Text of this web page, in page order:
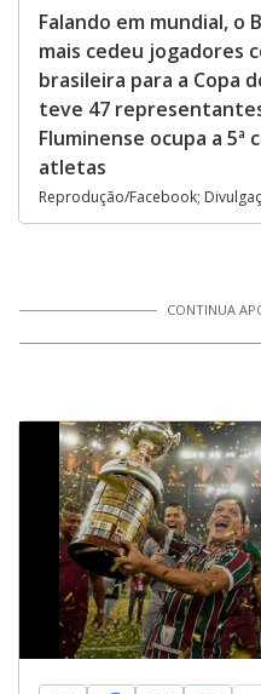
Falando em mundial,
mais cedeu jogadores
brasileira para a Copa
teve 47
Fluminense ocupa a 5ª
atletas
Reprodução/Facebook;
CONTINUA